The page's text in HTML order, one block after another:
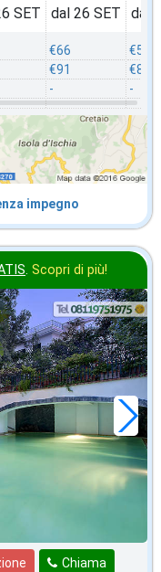
SET dal 26 SET
€66
€91
-
dal
€55
€80
-
impegno
. Scopri di più!
Chiama